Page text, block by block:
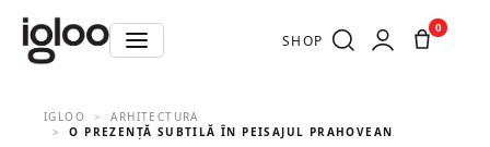
SHOP
0
IGLOO
ARHITECTURA
O PREZENȚĂ SUBTILĂ ÎN PEISAJUL PRAHOVEAN. CASA CC